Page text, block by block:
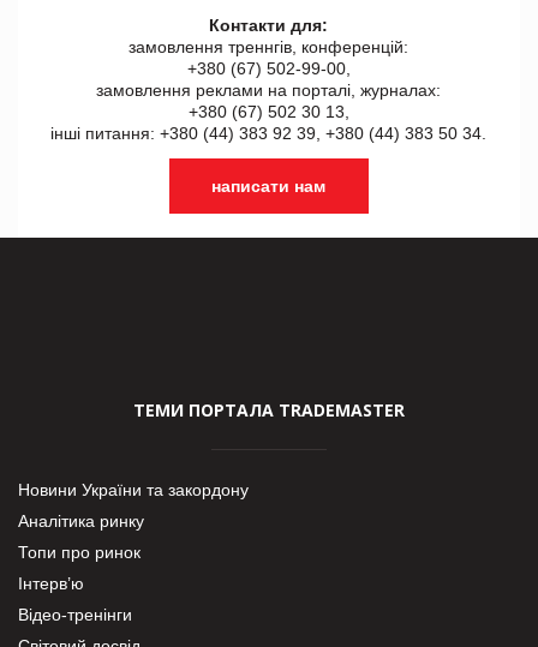
Контакти для:
замовлення треннгів, конференцій:
+380 (67) 502-99-00,
замовлення реклами на порталі, журналах:
+380 (67) 502 30 13,
інші питання: +380 (44) 383 92 39, +380 (44) 383 50 34.
написати нам
ТЕМИ ПОРТАЛА TRADEMASTER
Новини України та закордону
Аналітика ринку
Топи про ринок
Інтерв’ю
Відео-тренінги